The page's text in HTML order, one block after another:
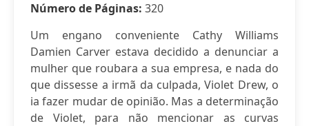
Número de Páginas: 320
Um engano conveniente Cathy Williams
Damien Carver estava decidido a denunciar a
mulher que roubara a sua empresa, e nada do
que dissesse a irmã da culpada, Violet Drew, o
ia fazer mudar de opinião. Mas a determinação
de Violet, para não mencionar as curvas